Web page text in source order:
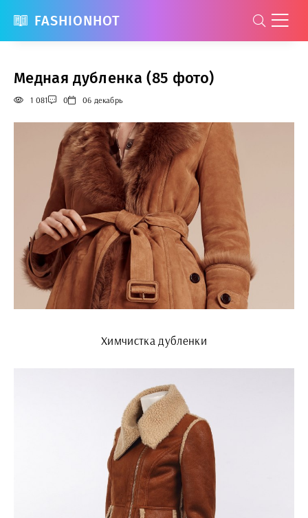
FASHIONHOT
Медная дубленка (85 фото)
1 081 0 06 декабрь
Химчистка дубленки